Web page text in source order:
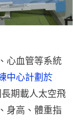
心血管等系統
中心計劃於
長期載人太空飛
身高、體重指